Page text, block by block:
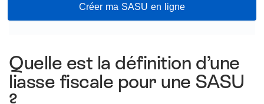
Créer ma SASU en ligne
Quelle est la définition d’une
liasse fiscale pour une SASU